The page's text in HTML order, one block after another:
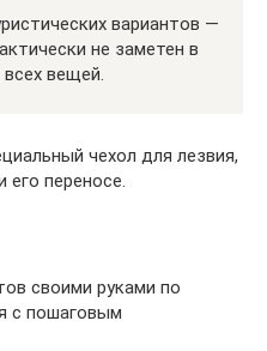
вариантов —
не заметен в
вещей.
чехол для лезвия,
переносе.
своими руками по
с пошаговым